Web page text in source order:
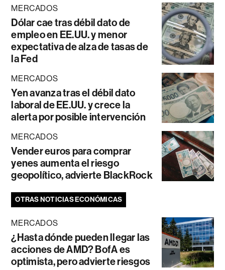
MERCADOS
Dólar cae tras débil dato de
empleo en EE.UU. y menor
expectativa de alza de tasas de
la Fed
MERCADOS
Yen avanza tras el débil dato
laboral de EE.UU. y crece la
alerta por posible intervención
MERCADOS
Vender euros para comprar
yenes aumenta el riesgo
geopolítico, advierte BlackRock
OTRAS NOTICIAS ECONÓMICAS
MERCADOS
¿Hasta dónde pueden llegar las
acciones de AMD? BofA es
optimista, pero advierte riesgos